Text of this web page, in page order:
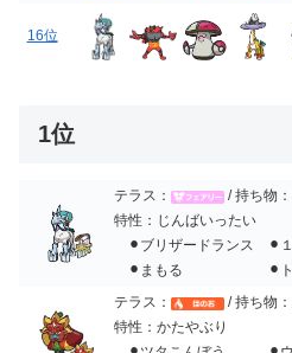
16位
1位
テラス：
/ 持ち物
特性：じんばいったい
⚫︎ブリザードランス ⚫︎
⚫︎まもる ⚫︎トリ
テラス：
/ 持ち物
特性：かたやぶり